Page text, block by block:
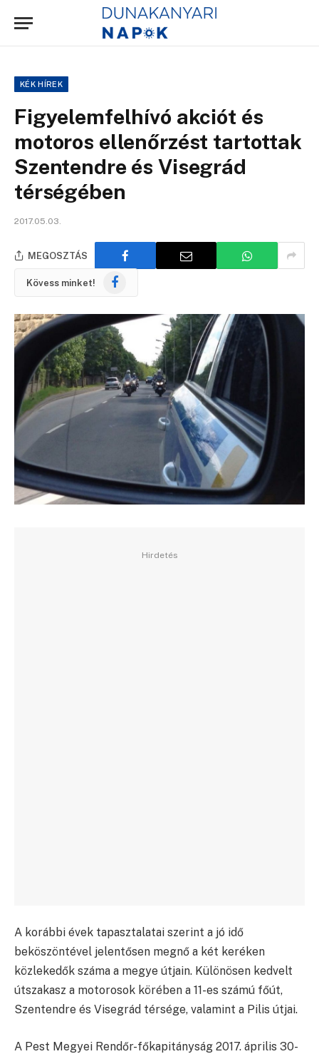
KÉK HÍREK
Figyelemfelhívó akciót és
motoros ellenőrzést tartottak
Szentendre és Visegrád
térségében
2017.05.03.
MEGOSZTÁS
Kövess minket! Facebook
Hirdetés
A korábbi évek tapasztalatai szerint a jó idő
beköszöntével jelentősen megnő a két keréken
közlekedők száma a megye útjain. Különösen kedvelt
útszakasz a motorosok körében a 11-es számú főút,
Szentendre és Visegrád térsége, valamint a Pilis útjai.
A Pest Megyei Rendőr-főkapitányság 2017. április 30-